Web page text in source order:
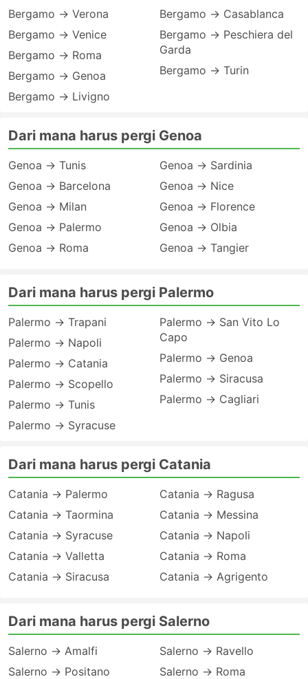
Bergamo → Verona
Bergamo → Venice
Bergamo → Roma
Bergamo → Genoa
Bergamo → Livigno
Bergamo → Casablanca
Bergamo → Peschiera del
Garda
Bergamo → Turin
Dari mana harus pergi Genoa
Genoa → Tunis
Genoa → Barcelona
Genoa → Milan
Genoa → Palermo
Genoa → Roma
Genoa → Sardinia
Genoa → Nice
Genoa → Florence
Genoa → Olbia
Genoa → Tangier
Dari mana harus pergi Palermo
Palermo → Trapani
Palermo → Napoli
Palermo → Catania
Palermo → Scopello
Palermo → Tunis
Palermo → Syracuse
Palermo → San Vito Lo
Capo
Palermo → Genoa
Palermo → Siracusa
Palermo → Cagliari
Dari mana harus pergi Catania
Catania → Palermo
Catania → Taormina
Catania → Syracuse
Catania → Valletta
Catania → Siracusa
Catania → Ragusa
Catania → Messina
Catania → Napoli
Catania → Roma
Catania → Agrigento
Dari mana harus pergi Salerno
Salerno → Amalfi
Salerno → Positano
Salerno → Ravello
Salerno → Roma